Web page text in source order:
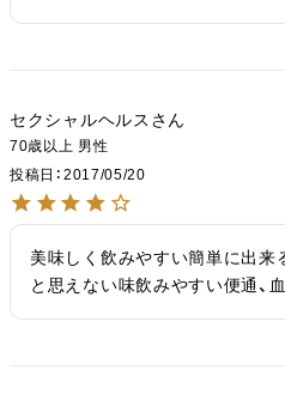
セクシャルヘルス
70歳以上 男性
投稿日
2017/05/20
美味しく飲みやすい簡単に出来
と思えない味飲みやすい便通、